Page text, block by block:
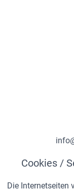
Cookies /
Die Internetseiten